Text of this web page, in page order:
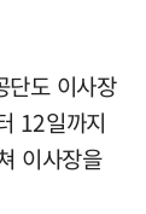
단도 이사장
12일까지
이사장을